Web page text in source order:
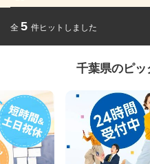
全 5 件ヒットしました
千葉県のピッ